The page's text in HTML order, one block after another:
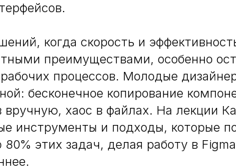
когда скорость и
преимуществами, особенно
процессов. Молодые
бесконечное копирование
вручную, хаос в файлах. На лекции
инструменты и подходы, которые
этих задач, делая работу в